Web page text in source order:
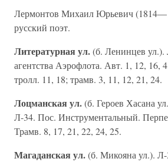
Лермонтов Михаил Юрьевич
русский поэт.
Литературная ул.(б. Ленинцев
агентства Аэрофлота. Авт. 1, 12, 16,
тролл. 11, 18; трамв. 3, 11, 12, 21, 24.
Лоцманская ул.(б. Героев Хасана
Л-34. Пос. Инструментальный.
Трамв. 8, 17, 21, 22, 24, 25.
Магаданская ул.(б. Микояна ул.).